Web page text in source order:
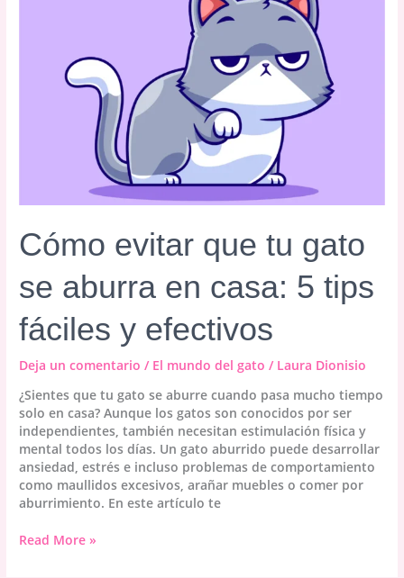
Cómo evitar que tu gato
se aburra en casa: 5 tips
fáciles y efectivos
Deja un comentario / El mundo del gato / Laura Dionisio
¿Sientes que tu gato se aburre cuando pasa mucho tiempo
solo en casa? Aunque los gatos son conocidos por ser
independientes, también necesitan estimulación física y
mental todos los días. Un gato aburrido puede desarrollar
ansiedad, estrés e incluso problemas de comportamiento
como maullidos excesivos, arañar muebles o comer por
aburrimiento. En este artículo te
Cómo
Read More »